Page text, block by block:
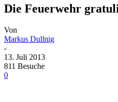
Die Feuerwehr
Von
Markus Dullnig
-
13. Juli 2013
811 Besuche
0